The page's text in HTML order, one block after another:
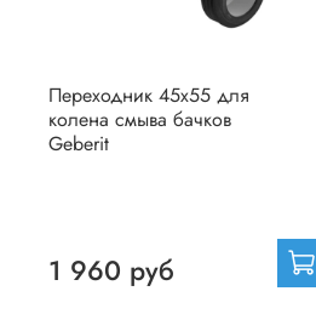
Переходник 45х55 для
колена смыва бачков
Geberit
1 960 руб